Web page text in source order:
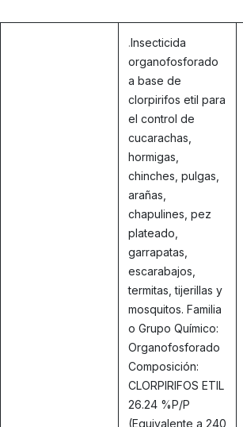
.Insecticida
organofosforado
a base de
clorpirifos etil para
el control de
cucarachas,
hormigas,
chinches, pulgas,
arañas,
chapulines, pez
plateado,
garrapatas,
escarabajos,
termitas, tijerillas y
mosquitos. Familia
o Grupo Químico:
Organofosforado
Composición:
CLORPIRIFOS ETIL
26.24 %P/P
(Equivalente a 240